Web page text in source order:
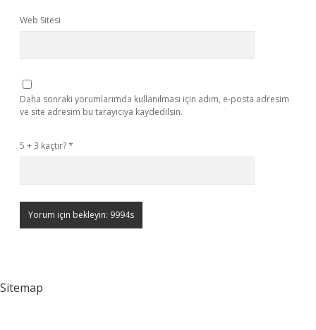
Web Sitesi
Daha sonraki yorumlarımda kullanılması için adım, e-posta adresim
ve site adresim bu tarayıcıya kaydedilsin.
5 + 3 kaçtır?*
Sitemap